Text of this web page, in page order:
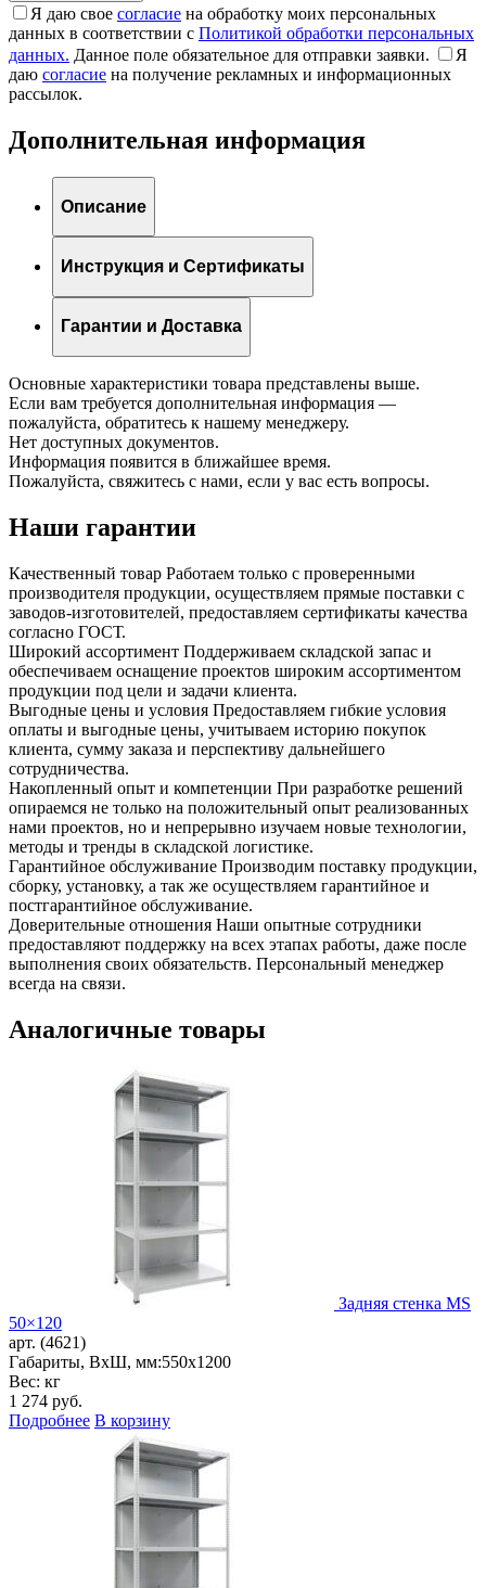
Я даю свое согласие на обработку моих персональных
данных в соответствии с Политикой обработки персональных
данных. Данное поле обязательное для отправки заявки.
Я
даю согласие на получение рекламных и информационных
рассылок.
Дополнительная информация
Описание
Инструкция и Сертификаты
Гарантии и Доставка
Основные характеристики товара представлены выше.
Если вам требуется дополнительная информация —
пожалуйста, обратитесь к нашему менеджеру.
Нет доступных документов.
Информация появится в ближайшее время.
Пожалуйста, свяжитесь с нами, если у вас есть вопросы.
Наши гарантии
Качественный товар Работаем только с проверенными
производителя продукции, осуществляем прямые поставки с
заводов-изготовителей, предоставляем сертификаты качества
согласно ГОСТ.
Широкий ассортимент Поддерживаем складской запас и
обеспечиваем оснащение проектов широким ассортиментом
продукции под цели и задачи клиента.
Выгодные цены и условия Предоставляем гибкие условия
оплаты и выгодные цены, учитываем историю покупок
клиента, сумму заказа и перспективу дальнейшего
сотрудничества.
Накопленный опыт и компетенции При разработке решений
опираемся не только на положительный опыт реализованных
нами проектов, но и непрерывно изучаем новые технологии,
методы и тренды в складской логистике.
Гарантийное обслуживание Производим поставку продукции,
сборку, установку, а так же осуществляем гарантийное и
постгарантийное обслуживание.
Доверительные отношения Наши опытные сотрудники
предоставляют поддержку на всех этапах работы, даже после
выполнения своих обязательств. Персональный менеджер
всегда на связи.
Аналогичные товары
Задняя стенка MS
50×120
арт. (4621)
Габариты, ВxШ, мм:550x1200
Вес: кг
1 274 руб.
Подробнее В корзину